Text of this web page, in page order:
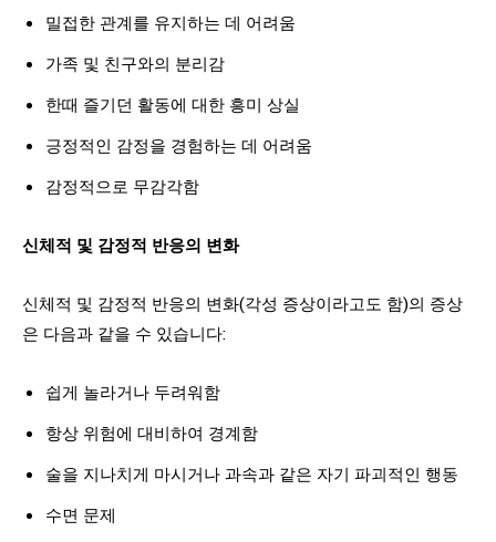
밀접한 관계를 유지하는 데 어려움
가족 및 친구와의 분리감
한때 즐기던 활동에 대한 흥미 상실
긍정적인 감정을 경험하는 데 어려움
감정적으로 무감각함
신체적 및 감정적 반응의 변화
신체적 및 감정적 반응의 변화(각성 증상이라고도 함)의 증상
은 다음과 같을 수 있습니다:
쉽게 놀라거나 두려워함
항상 위험에 대비하여 경계함
술을 지나치게 마시거나 과속과 같은 자기 파괴적인 행동
수면 문제